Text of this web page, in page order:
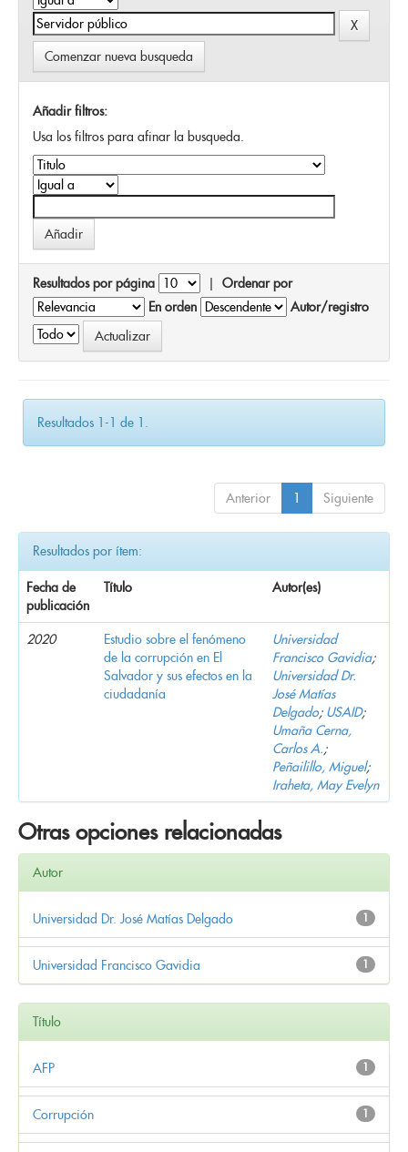
Comenzar nueva busqueda
Añadir filtros:
Usa los filtros para afinar la busqueda.
Resultados por página | Ordenar por
En orden
Autor/registro
Resultados 1-1 de 1.
Anterior 1 Siguiente
Resultados por ítem:
Fecha de
publicación
Título Autor(es)
2020
Estudio sobre el fenómeno
de la corrupción en El
Salvador y sus efectos en la
ciudadanía
Universidad
Francisco Gavidia;
Universidad Dr.
José Matías
Delgado; USAID;
Umaña Cerna,
Carlos A.;
Peñailillo, Miguel;
Iraheta, May Evelyn
Otras opciones relacionadas
Autor
1
Universidad Dr. José Matías Delgado
1
Universidad Francisco Gavidia
Título
1
AFP
1
Corrupción